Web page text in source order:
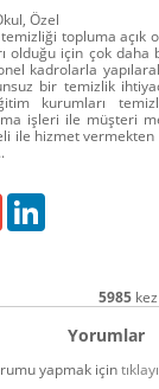
Özel
topluma açık
için çok daha
kadrolarla
bir temizlik
kurumları
işleri ile müşteri
ile hizmet
Gmail
5985
Yorumlar
yapmak için